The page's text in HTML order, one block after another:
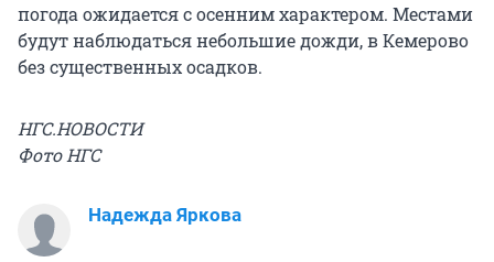
погода ожидается с осенним характером. Местами
будут наблюдаться небольшие дожди, в Кемерово
без существенных осадков.
НГС.НОВОСТИ
Фото НГС
Надежда Яркова